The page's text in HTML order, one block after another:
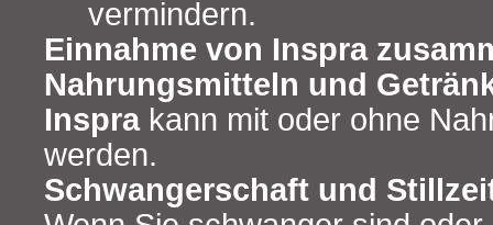
vermindern.
Einnahme von Inspra
Nahrungsmitteln und
Insprakann mit oder ohne
werden.
Schwangerschaft und